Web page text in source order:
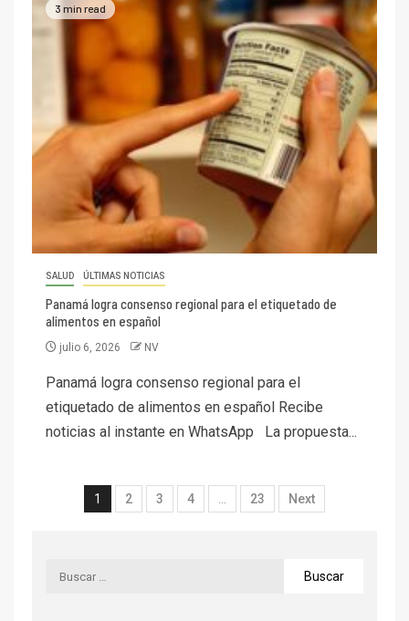
3 min read
SALUD ÚLTIMAS NOTICIAS
Panamá logra consenso regional para el etiquetado de
alimentos en español
julio 6, 2026 NV
Panamá logra consenso regional para el
etiquetado de alimentos en español Recibe
noticias al instante en WhatsApp La propuesta...
1 2 3 4 … 23 Next